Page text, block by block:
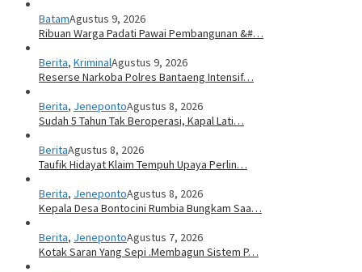
BatamAgustus 9, 2026
Ribuan Warga Padati Pawai Pembangunan &#…
Berita, KriminalAgustus 9, 2026
Reserse Narkoba Polres Bantaeng Intensif…
Berita, JenepontoAgustus 8, 2026
Sudah 5 Tahun Tak Beroperasi, Kapal Lati…
BeritaAgustus 8, 2026
Taufik Hidayat Klaim Tempuh Upaya Perlin…
Berita, JenepontoAgustus 8, 2026
Kepala Desa Bontocini Rumbia Bungkam Saa…
Berita, JenepontoAgustus 7, 2026
Kotak Saran Yang Sepi .Membagun Sistem P…